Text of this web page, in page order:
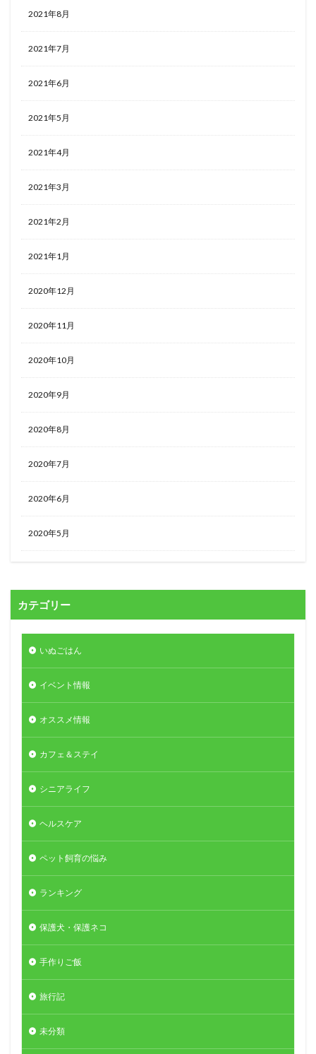
2021年8月
2021年7月
2021年6月
2021年5月
2021年4月
2021年3月
2021年2月
2021年1月
2020年12月
2020年11月
2020年10月
2020年9月
2020年8月
2020年7月
2020年6月
2020年5月
カテゴリー
いぬごはん
イベント情報
オススメ情報
カフェ＆ステイ
シニアライフ
ヘルスケア
ペット飼育の悩み
ランキング
保護犬・保護ネコ
手作りご飯
旅行記
未分類